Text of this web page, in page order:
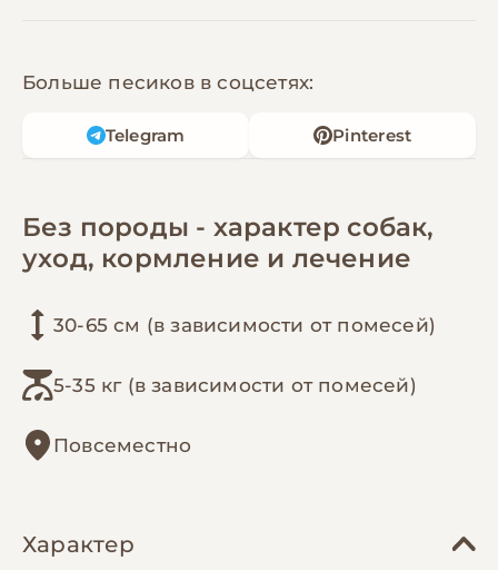
Больше песиков в соцсетях:
Telegram Pinterest
Без породы - характер собак,
уход, кормление и лечение
30-65 см (в зависимости от помесей)
5-35 кг (в зависимости от помесей)
Повсеместно
Характер